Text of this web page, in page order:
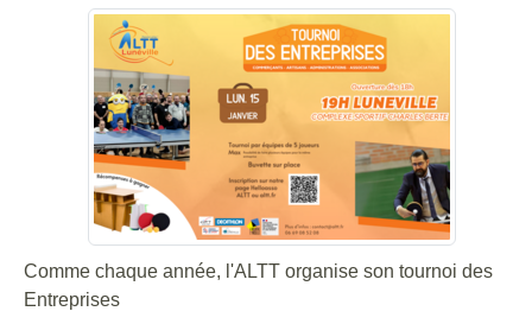
Comme chaque année, l'ALTT organise son tournoi des
Entreprises